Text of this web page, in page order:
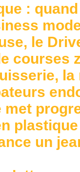
:
le
courses
met
un